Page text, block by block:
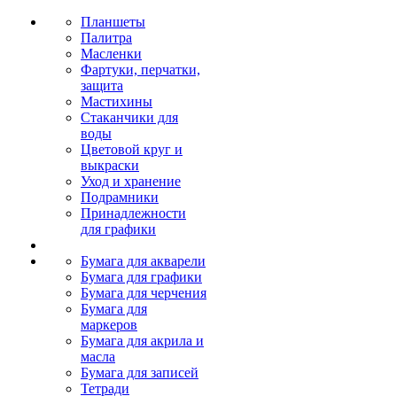
Планшеты
Палитра
Масленки
Фартуки, перчатки,
защита
Мастихины
Стаканчики для
воды
Цветовой круг и
выкраски
Уход и хранение
Подрамники
Принадлежности
для графики
Бумага для акварели
Бумага для графики
Бумага для черчения
Бумага для
маркеров
Бумага для акрила и
масла
Бумага для записей
Тетради